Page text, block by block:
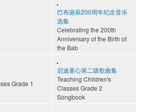
巴布诞辰200周年纪念音乐
选集
Celebrating the 200th
Anniversary of the Birth of
the Bab
Grade 1
启迪童心第二级歌曲集
Teaching Children's
Classes Grade 2
Songbook